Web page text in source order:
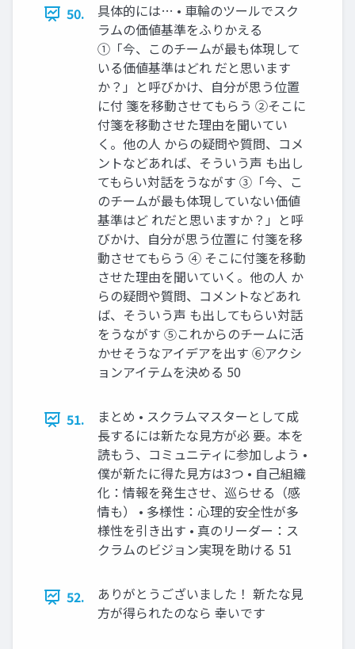
50.
具体的には… • 車輪のツールでスク
ラムの価値基準をふりかえる
①「今、このチームが最も体現して
いる価値基準はどれ だと思います
か？」と呼びかけ、自分が思う位置
に付 箋を移動させてもらう ②そこに
付箋を移動させた理由を聞いてい
く。他の人 からの疑問や質問、コメ
ントなどあれば、そういう声 も出し
てもらい対話をうながす ③「今、こ
のチームが最も体現していない価値
基準はど れだと思いますか？」と呼
びかけ、自分が思う位置に 付箋を移
動させてもらう ④ そこに付箋を移動
させた理由を聞いていく。他の人 か
らの疑問や質問、コメントなどあれ
ば、そういう声 も出してもらい対話
をうながす ⑤これからのチームに活
かせそうなアイデアを出す ⑥アクシ
ョンアイテムを決める 50
51.
まとめ • スクラムマスターとして成
長するには新たな見方が必 要。本を
読もう、コミュニティに参加しよう •
僕が新たに得た見方は3つ • 自己組織
化：情報を発生させ、巡らせる（感
情も） • 多様性：心理的安全性が多
様性を引き出す • 真のリーダー：ス
クラムのビジョン実現を助ける 51
52.
ありがとうございました！ 新たな見
方が得られたのなら 幸いです